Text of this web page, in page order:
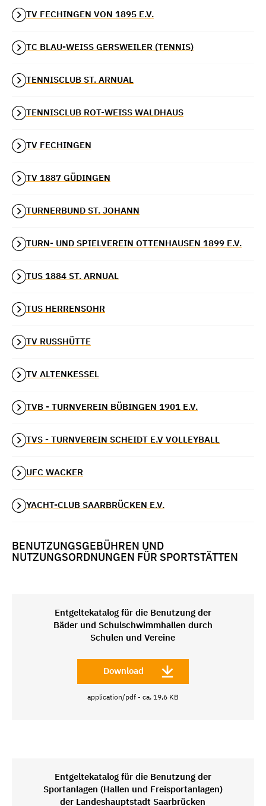
TV FECHINGEN VON 1895 E.V.
TC BLAU-WEISS GERSWEILER (TENNIS)
TENNISCLUB ST. ARNUAL
TENNISCLUB ROT-WEISS WALDHAUS
TV FECHINGEN
TV 1887 GÜDINGEN
TURNERBUND ST. JOHANN
TURN- UND SPIELVEREIN OTTENHAUSEN 1899 E.V.
TUS 1884 ST. ARNUAL
TUS HERRENSOHR
TV RUSSHÜTTE
TV ALTENKESSEL
TVB - TURNVEREIN BÜBINGEN 1901 E.V.
TVS - TURNVEREIN SCHEIDT E.V VOLLEYBALL
UFC WACKER
YACHT-CLUB SAARBRÜCKEN E.V.
BENUTZUNGSGEBÜHREN UND
NUTZUNGSORDNUNGEN FÜR SPORTSTÄTTEN
Entgeltekatalog für die Benutzung der
Bäder und Schulschwimmhallen durch
Schulen und Vereine
Download
application/pdf - ca. 19,6 KB
Entgeltekatalog für die Benutzung der
Sportanlagen (Hallen und Freisportanlagen)
der Landeshauptstadt Saarbrücken